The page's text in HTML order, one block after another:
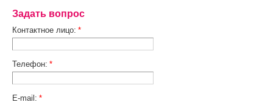
Задать вопрос
Контактное лицо: *
Телефон: *
E-mail: *